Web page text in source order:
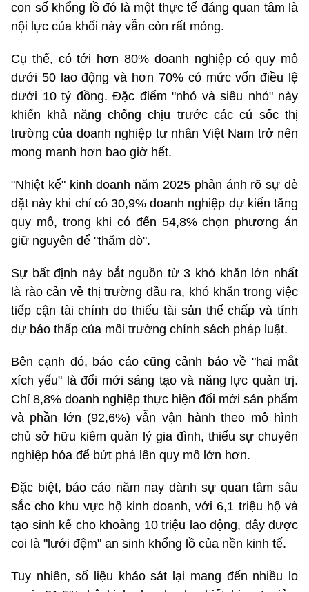
con số khổng lồ đó là một thực tế đáng quan tâm là
nội lực của khối này vẫn còn rất mỏng.
Cụ thể, có tới hơn 80% doanh nghiệp có quy mô
dưới 50 lao động và hơn 70% có mức vốn điều lệ
dưới 10 tỷ đồng. Đặc điểm "nhỏ và siêu nhỏ" này
khiến khả năng chống chịu trước các cú sốc thị
trường của doanh nghiệp tư nhân Việt Nam trở nên
mong manh hơn bao giờ hết.
"Nhiệt kế" kinh doanh năm 2025 phản ánh rõ sự dè
dặt này khi chỉ có 30,9% doanh nghiệp dự kiến tăng
quy mô, trong khi có đến 54,8% chọn phương án
giữ nguyên để "thăm dò".
Sự bất định này bắt nguồn từ 3 khó khăn lớn nhất
là rào cản về thị trường đầu ra, khó khăn trong việc
tiếp cận tài chính do thiếu tài sản thế chấp và tính
dự báo thấp của môi trường chính sách pháp luật.
Bên cạnh đó, báo cáo cũng cảnh báo về "hai mắt
xích yếu" là đổi mới sáng tạo và năng lực quản trị.
Chỉ 8,8% doanh nghiệp thực hiện đổi mới sản phẩm
và phần lớn (92,6%) vẫn vận hành theo mô hình
chủ sở hữu kiêm quản lý gia đình, thiếu sự chuyên
nghiệp hóa để bứt phá lên quy mô lớn hơn.
Đặc biệt, báo cáo năm nay dành sự quan tâm sâu
sắc cho khu vực hộ kinh doanh, với 6,1 triệu hộ và
tạo sinh kế cho khoảng 10 triệu lao động, đây được
coi là "lưới đệm" an sinh khổng lồ của nền kinh tế.
Tuy nhiên, số liệu khảo sát lại mang đến nhiều lo